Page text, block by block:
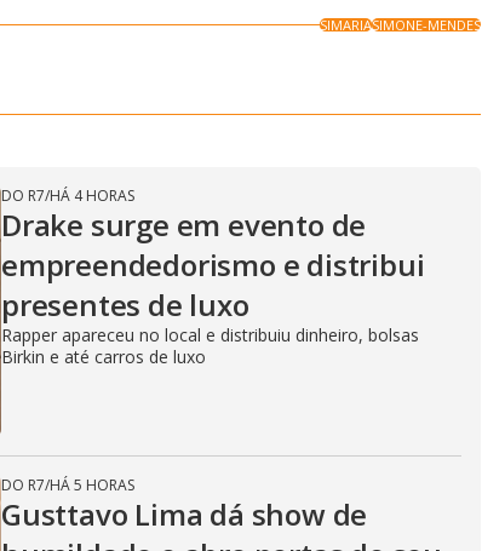
SIMARIASIMONE-MENDES
DO R7/HÁ 4 HORAS
Drake surge em evento de
empreendedorismo e distribui
presentes de luxo
Rapper apareceu no local e distribuiu dinheiro, bolsas
Birkin e até carros de luxo
DO R7/HÁ 5 HORAS
Gusttavo Lima dá show de